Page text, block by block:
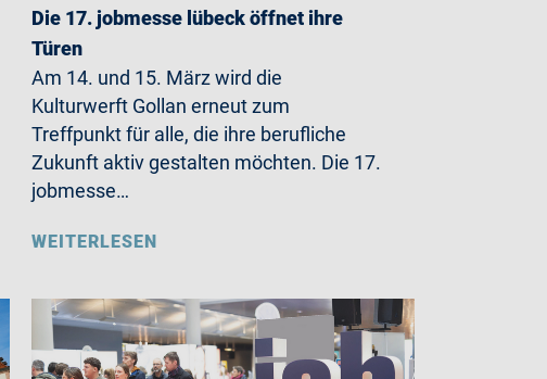
Die 17. jobmesse lübeck öffnet ihre
Türen
Am 14. und 15. März wird die
Kulturwerft Gollan erneut zum
Treffpunkt für alle, die ihre berufliche
Zukunft aktiv gestalten möchten. Die 17.
jobmesse…
WEITERLESEN